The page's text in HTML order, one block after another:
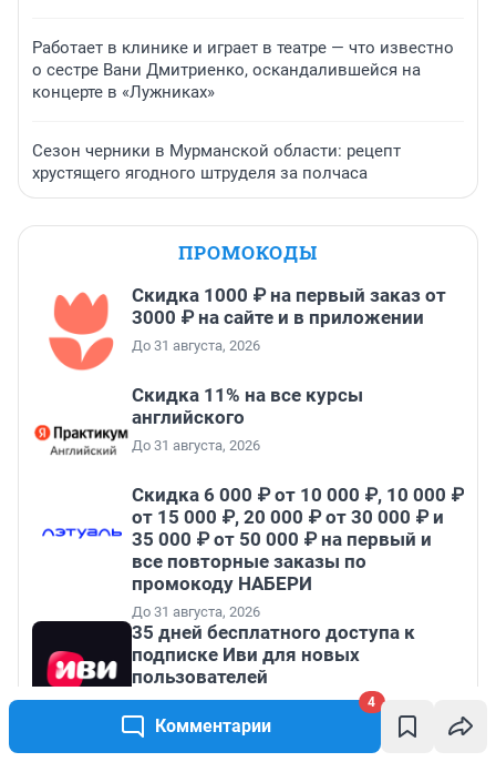
Комментарии
4
Работает в клинике и играет в театре — что известно
о сестре Вани Дмитриенко, оскандалившейся на
концерте в «Лужниках»
Сезон черники в Мурманской области: рецепт
хрустящего ягодного штруделя за полчаса
ПРОМОКОДЫ
Скидка 1000 ₽ на первый заказ от
3000 ₽ на сайте и в приложении
До 31 августа, 2026
Скидка 11% на все курсы
английского
До 31 августа, 2026
Скидка 6 000 ₽ от 10 000 ₽, 10 000 ₽
от 15 000 ₽, 20 000 ₽ от 30 000 ₽ и
35 000 ₽ от 50 000 ₽ на первый и
все повторные заказы по
промокоду НАБЕРИ
До 31 августа, 2026
35 дней бесплатного доступа к
подписке Иви для новых
пользователей
До 31 августа, 2026